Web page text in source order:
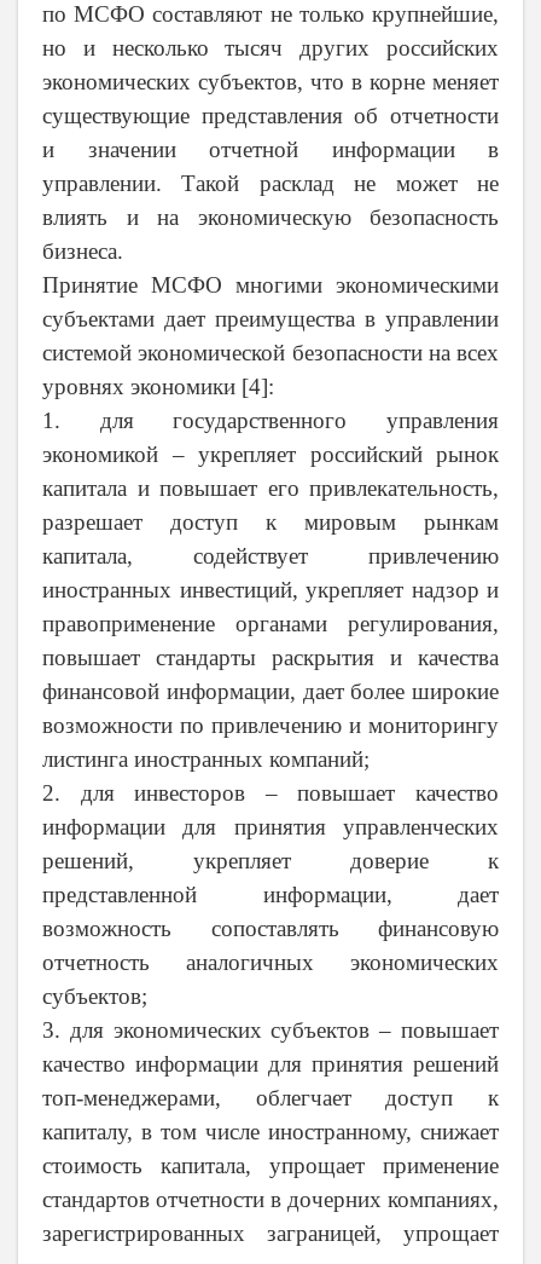
по МСФО составляют не только крупнейшие,
но и несколько тысяч других российских
экономических субъектов, что в корне меняет
существующие представления об отчетности
и значении отчетной информации в
управлении. Такой расклад не может не
влиять и на экономическую безопасность
бизнеса.
Принятие МСФО многими экономическими
субъектами дает преимущества в управлении
системой экономической безопасности на всех
уровнях экономики [4]:
1. для государственного управления
экономикой – укрепляет российский рынок
капитала и повышает его привлекательность,
разрешает доступ к мировым рынкам
капитала, содействует привлечению
иностранных инвестиций, укрепляет надзор и
правоприменение органами регулирования,
повышает стандарты раскрытия и качества
финансовой информации, дает более широкие
возможности по привлечению и мониторингу
листинга иностранных компаний;
2. для инвесторов – повышает качество
информации для принятия управленческих
решений, укрепляет доверие к
представленной информации, дает
возможность сопоставлять финансовую
отчетность аналогичных экономических
субъектов;
3. для экономических субъектов – повышает
качество информации для принятия решений
топ-менеджерами, облегчает доступ к
капиталу, в том числе иностранному, снижает
стоимость капитала, упрощает применение
стандартов отчетности в дочерних компаниях,
зарегистрированных заграницей, упрощает